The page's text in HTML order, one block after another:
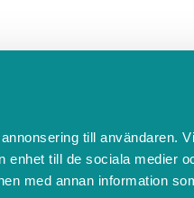
till användaren.
enhet till de sociala medier
med annan information